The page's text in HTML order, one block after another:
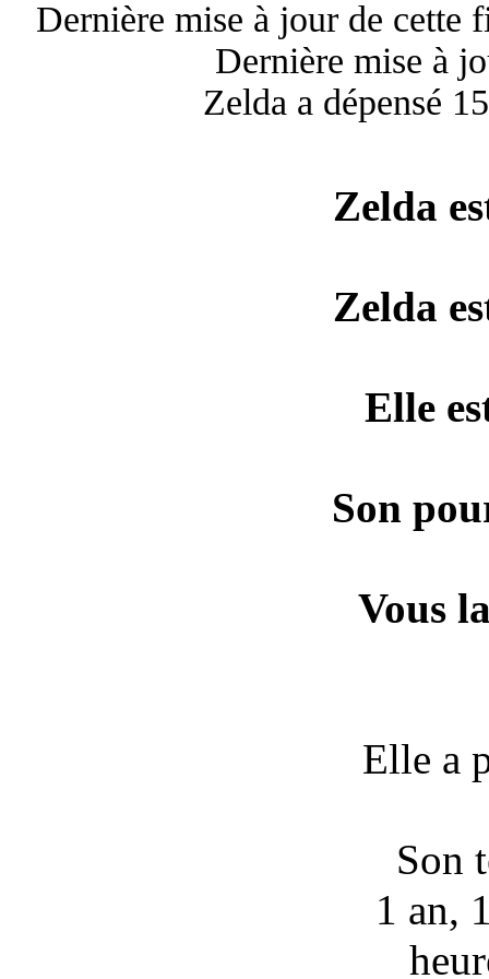
Dernière mise à jour de cette
Dernière mise à
Zelda a dépensé
Zelda
Zelda
Elle
Son
Vous
Elle a
Son
1 an,